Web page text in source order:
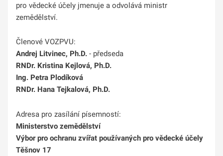
pro vědecké účely jmenuje a odvolává ministr
zemědělství.
Členové VOZPVU:
Andrej Litvinec, Ph.D. - předseda
RNDr. Kristina Kejlová, Ph.D.
Ing. Petra Plodíková
RNDr. Hana Tejkalová, Ph.D.
Adresa pro zasílání písemností:
Ministerstvo zemědělství
Výbor pro ochranu zvířat používaných pro vědecké účely
Těšnov 17